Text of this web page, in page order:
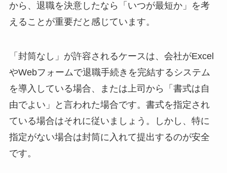
から、退職を決意したなら「いつが最短か」を考
えることが重要だと感じています。
「封筒なし」が許容されるケースは、会社がExcel
やWebフォームで退職手続きを完結するシステム
を導入している場合、または上司から「書式は自
由でよい」と言われた場合です。書式を指定され
ている場合はそれに従いましょう。しかし、特に
指定がない場合は封筒に入れて提出するのが安全
です。